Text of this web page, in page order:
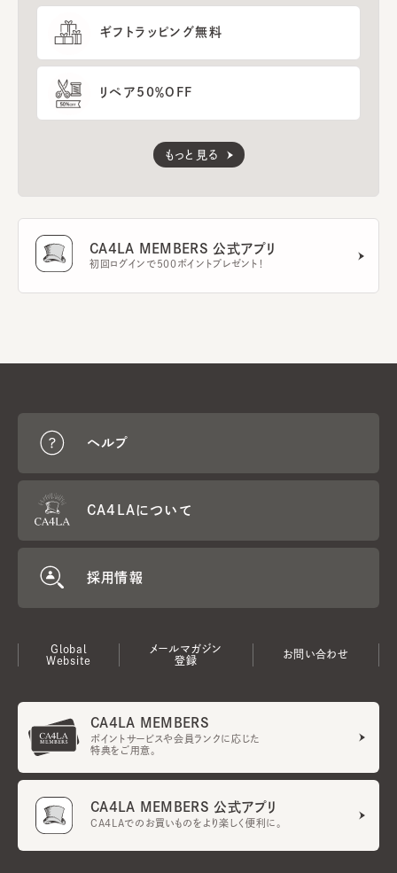
ギフトラッピング無料
リペア50％OFF
もっと見る
CA4LA MEMBERS 公式アプリ
初回ログインで500ポイントプレゼント！
ヘルプ
CA4LAについて
採用情報
Global
Website
メールマガジン
登録
お問い合わせ
CA4LA MEMBERS
ポイントサービスや会員ランクに応じた
特典をご用意。
CA4LA MEMBERS 公式アプリ
CA4LAでのお買いものをより楽しく便利に。